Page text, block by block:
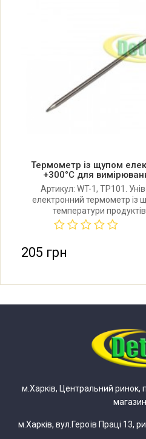
Термометр із щупом
+300°C для
Артикул: WT-1, TP101.
електронний термометр із
температури
Температурний діапазон: -
щупа: 108 мм. Живлення:
205 грн
м.Харків, Центральний ринок,
м.Харків, вул.Героїв Праці 13,